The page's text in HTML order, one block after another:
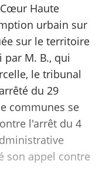
Haute
urbain sur
sur le territoire
par M. B., qui
le tribunal
du 29
communes se
l'arrêt du 4
son appel contre